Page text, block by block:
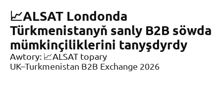
📈ALSAT Londonda
Türkmenistanyň sanly B2B söwda
mümkinçiliklerini tanyşdyrdy
Awtory: 📈ALSAT topary
UK–Turkmenistan B2B Exchange 2026